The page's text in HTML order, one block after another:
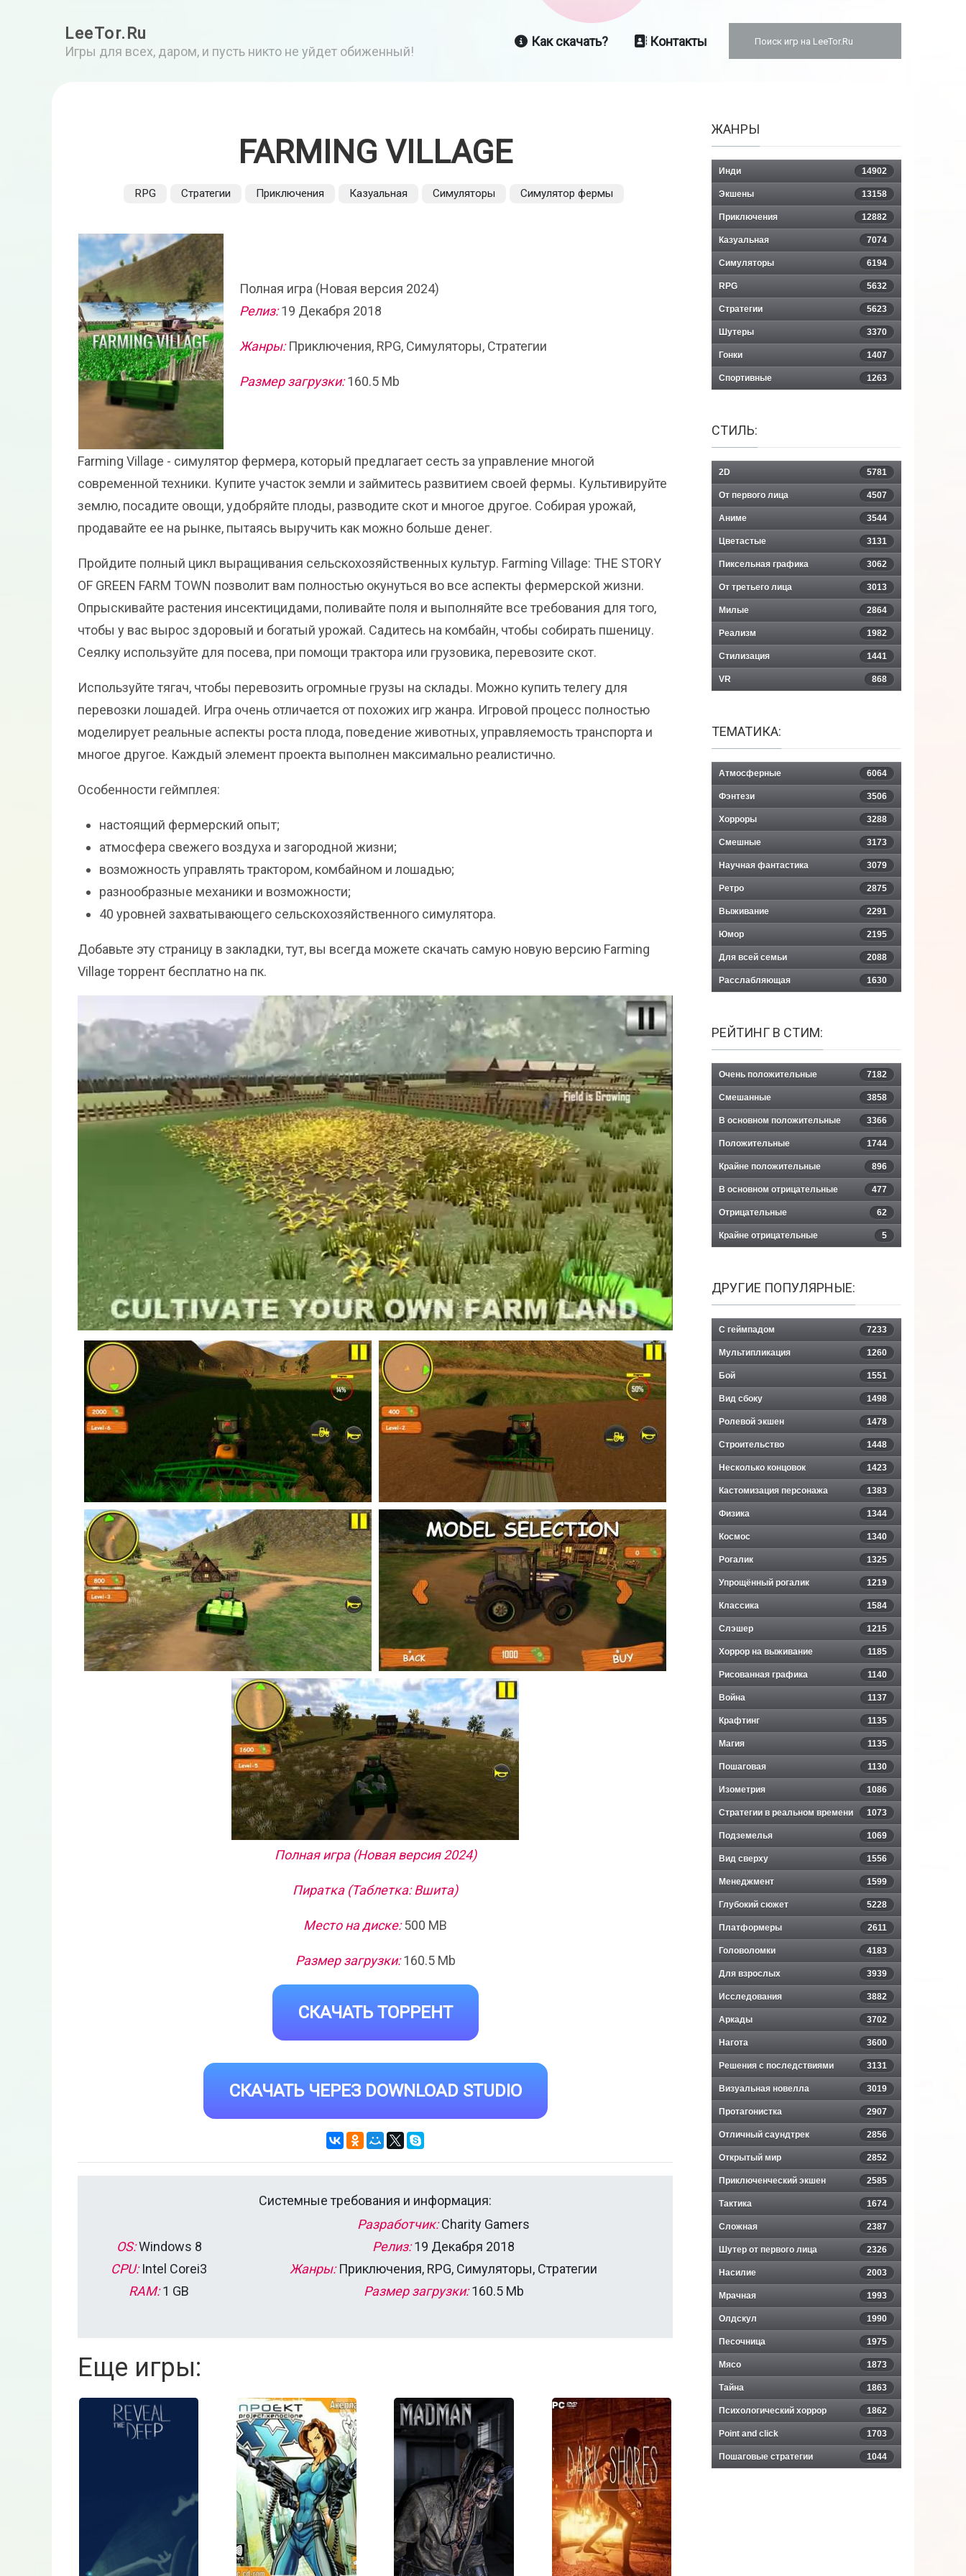
LeeTor.Ru
Игры для всех, даром, и пусть никто не уйдет обиженный!
Как скачать? Контакты
FARMING VILLAGE
RPG Стратегии Приключения Казуальная Симуляторы Симулятор фермы
Полная игра (Новая версия 2024)
Релиз:19 Декабря 2018
Жанры:Приключения, RPG, Симуляторы, Стратегии
Размер загрузки:160.5 Mb
Farming Village - симулятор фермера, который предлагает сесть за управление многой
современной техники. Купите участок земли и займитесь развитием своей фермы. Культивируйте
землю, посадите овощи, удобряйте плоды, разводите скот и многое другое. Собирая урожай,
продавайте ее на рынке, пытаясь выручить как можно больше денег.
Пройдите полный цикл выращивания сельскохозяйственных культур. Farming Village: THE STORY
OF GREEN FARM TOWN позволит вам полностью окунуться во все аспекты фермерской жизни.
Опрыскивайте растения инсектицидами, поливайте поля и выполняйте все требования для того,
чтобы у вас вырос здоровый и богатый урожай. Садитесь на комбайн, чтобы собирать пшеницу.
Сеялку используйте для посева, при помощи трактора или грузовика, перевозите скот.
Используйте тягач, чтобы перевозить огромные грузы на склады. Можно купить телегу для
перевозки лошадей. Игра очень отличается от похожих игр жанра. Игровой процесс полностью
моделирует реальные аспекты роста плода, поведение животных, управляемость транспорта и
многое другое. Каждый элемент проекта выполнен максимально реалистично.
Особенности геймплея:
настоящий фермерский опыт;
атмосфера свежего воздуха и загородной жизни;
возможность управлять трактором, комбайном и лошадью;
разнообразные механики и возможности;
40 уровней захватывающего сельскохозяйственного симулятора.
Добавьте эту страницу в закладки, тут, вы всегда можете скачать самую новую версию Farming
Village торрент бесплатно на пк.
Полная игра (Новая версия 2024)
Пиратка (Таблетка: Вшита)
Место на диске:500 MB
Размер загрузки:160.5 Mb
СКАЧАТЬ ТОРРЕНТ
СКАЧАТЬ ЧЕРЕЗ DOWNLOAD STUDIO
Системные требования и информация:
OS:Windows 8
CPU:Intel Corei3
RAM:1 GB
Разработчик:Charity Gamers
Релиз:19 Декабря 2018
Жанры:Приключения, RPG, Симуляторы, Стратегии
Размер загрузки:160.5 Mb
Еще игры:
ЖАНРЫ
Инди 14902
Экшены 13158
Приключения 12882
Казуальная 7074
Симуляторы 6194
RPG 5632
Стратегии 5623
Шутеры 3370
Гонки 1407
Спортивные 1263
СТИЛЬ:
2D 5781
От первого лица 4507
Аниме 3544
Цветастые 3131
Пиксельная графика 3062
От третьего лица 3013
Милые 2864
Реализм 1982
Стилизация 1441
VR 868
ТЕМАТИКА:
Атмосферные 6064
Фэнтези 3506
Хорроры 3288
Смешные 3173
Научная фантастика 3079
Ретро 2875
Выживание 2291
Юмор 2195
Для всей семьи 2088
Расслабляющая 1630
РЕЙТИНГ В СТИМ:
Очень положительные 7182
Смешанные 3858
В основном положительные 3366
Положительные 1744
Крайне положительные 896
В основном отрицательные 477
Отрицательные 62
Крайне отрицательные 5
ДРУГИЕ ПОПУЛЯРНЫЕ:
С геймпадом 7233
Мультипликация 1260
Бой 1551
Вид сбоку 1498
Ролевой экшен 1478
Строительство 1448
Несколько концовок 1423
Кастомизация персонажа 1383
Физика 1344
Космос 1340
Рогалик 1325
Упрощённый рогалик 1219
Классика 1584
Слэшер 1215
Хоррор на выживание 1185
Рисованная графика 1140
Война 1137
Крафтинг 1135
Магия 1135
Пошаговая 1130
Изометрия 1086
Стратегии в реальном времени 1073
Подземелья 1069
Вид сверху 1556
Менеджмент 1599
Глубокий сюжет 5228
Платформеры 2611
Головоломки 4183
Для взрослых 3939
Исследования 3882
Аркады 3702
Нагота 3600
Решения с последствиями 3131
Визуальная новелла 3019
Протагонистка 2907
Отличный саундтрек 2856
Открытый мир 2852
Приключенческий экшен 2585
Тактика 1674
Сложная 2387
Шутер от первого лица 2326
Насилие 2003
Мрачная 1993
Олдскул 1990
Песочница 1975
Мясо 1873
Тайна 1863
Психологический хоррор 1862
Point and click 1703
Пошаговые стратегии 1044